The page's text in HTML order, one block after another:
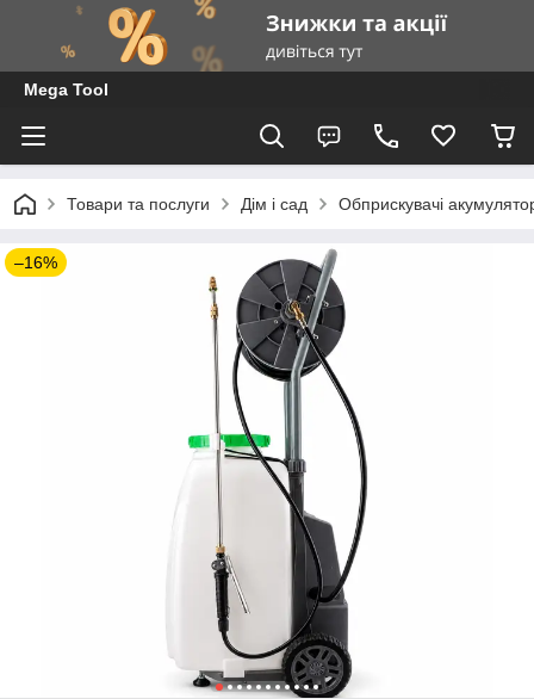
Mega Tool
Товари та послуги Дім і сад Обприскувачі
–16%